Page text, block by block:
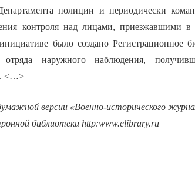
полиции и периодически
контроля над лицами, приезжавшими в
было создано Регистрационное
наружного наблюдения,
<…>
версии «Военно-исторического
библиотеки http:www.elibrary.ru